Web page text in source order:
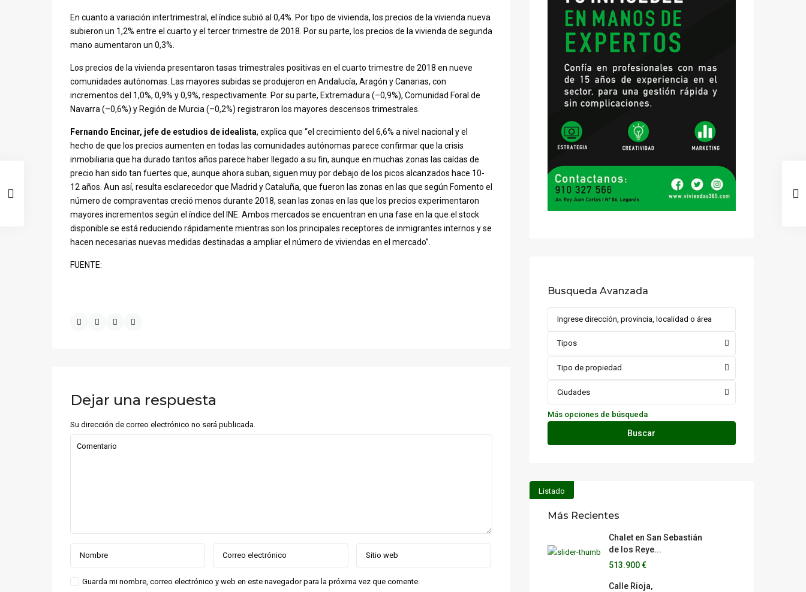
En cuanto a variación intertrimestral, el índice subió al 0,4%. Por tipo de vivienda, los precios de la vivienda nueva
subieron un 1,2% entre el cuarto y el tercer trimestre de 2018. Por su parte, los precios de la vivienda de segunda
mano aumentaron un 0,3%.
Los precios de la vivienda presentaron tasas trimestrales positivas en el cuarto trimestre de 2018 en nueve
comunidades autónomas. Las mayores subidas se produjeron en Andalucía, Aragón y Canarias, con
incrementos del 1,0%, 0,9% y 0,9%, respectivamente. Por su parte, Extremadura (–0,9%), Comunidad Foral de
Navarra (–0,6%) y Región de Murcia (–0,2%) registraron los mayores descensos trimestrales.
Fernando Encinar, jefe de estudios de idealista, explica que “el crecimiento del 6,6% a nivel nacional y el
hecho de que los precios aumenten en todas las comunidades autónomas parece confirmar que la crisis
inmobiliaria que ha durado tantos años parece haber llegado a su fin, aunque en muchas zonas las caídas de
precio han sido tan fuertes que, aunque ahora suban, siguen muy por debajo de los picos alcanzados hace 10-
12 años. Aun así, resulta esclarecedor que Madrid y Cataluña, que fueron las zonas en las que según Fomento el
número de compraventas creció menos durante 2018, sean las zonas en las que los precios experimentaron
mayores incrementos según el índice del INE. Ambos mercados se encuentran en una fase en la que el stock
disponible se está reduciendo rápidamente mientras son los principales receptores de inmigrantes internos y se
hacen necesarias nuevas medidas destinadas a ampliar el número de viviendas en el mercado”.
FUENTE:
Dejar una respuesta
Su dirección de correo electrónico no será publicada.
Guarda mi nombre, correo electrónico y web en este navegador para la próxima vez que comente.
Busqueda Avanzada
Tipos
Tipo de propiedad
Ciudades
Más opciones de búsqueda
Buscar
Listado
Más Recientes
Chalet en San Sebastián
de los Reye...
513.900 €
Calle Rioja,